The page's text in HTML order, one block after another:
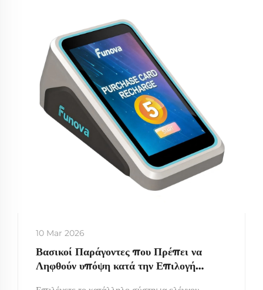
10 Mar 2026
Βασικοί Παράγοντες που Πρέπει να
Ληφθούν υπόψη κατά την Επιλογή